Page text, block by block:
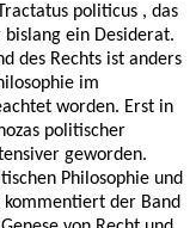
politicus , das
ein Desiderat.
des Rechts ist anders
im
worden. Erst in
politischer
geworden.
Philosophie und
kommentiert der Band